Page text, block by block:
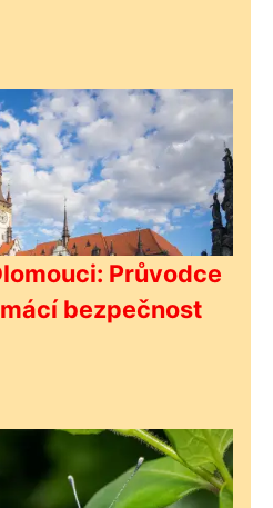
Průvodce
bezpečnost